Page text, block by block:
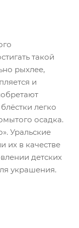
такой
рыхлее,
и
легко
осадка.
Уральские
их в качестве
детских
украшения.